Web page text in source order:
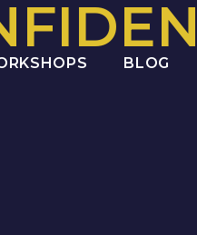
BLOG